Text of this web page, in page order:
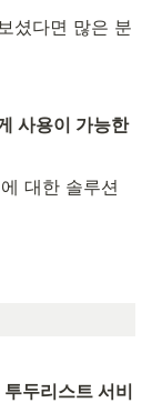
셨다면 많은 분
사용이 가능한
대한 솔루션
두리스트 서비